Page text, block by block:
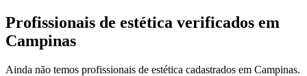
Profissionais de estética verificados em
Campinas
Ainda não temos profissionais de estética cadastrados em Campinas.